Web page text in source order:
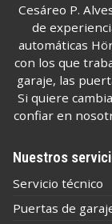
Cesáreo P.
de
automáticas
con los que
garaje, las
Si quiere
confiar en
Nuestros
Servicio técnico
Puertas de